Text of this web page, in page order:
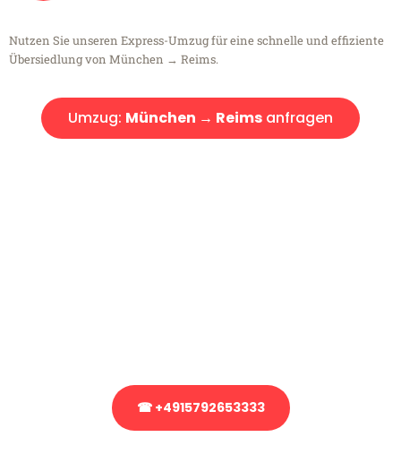
Nutzen Sie unseren Express-Umzug für eine schnelle und effiziente
Übersiedlung von München → Reims.
Umzug: München → Reims anfragen
☎ +4915792653333